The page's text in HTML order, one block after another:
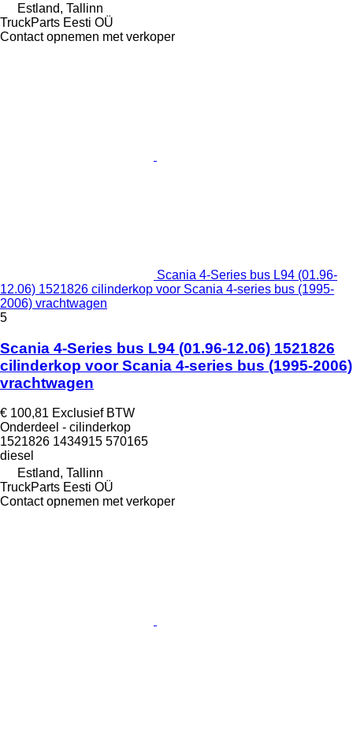
Estland, Tallinn
TruckParts Eesti OÜ
Contact opnemen met verkoper
Scania 4-Series bus L94 (01.96-
12.06) 1521826 cilinderkop voor Scania 4-series bus (1995-
2006) vrachtwagen
5
Scania 4-Series bus L94 (01.96-12.06) 1521826
cilinderkop voor Scania 4-series bus (1995-2006)
vrachtwagen
€ 100,81 Exclusief BTW
Onderdeel - cilinderkop
1521826 1434915 570165
diesel
Estland, Tallinn
TruckParts Eesti OÜ
Contact opnemen met verkoper